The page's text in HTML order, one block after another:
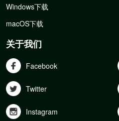
Windows下载
macOS下载
关于我们
Facebook
Twitter
Instagram